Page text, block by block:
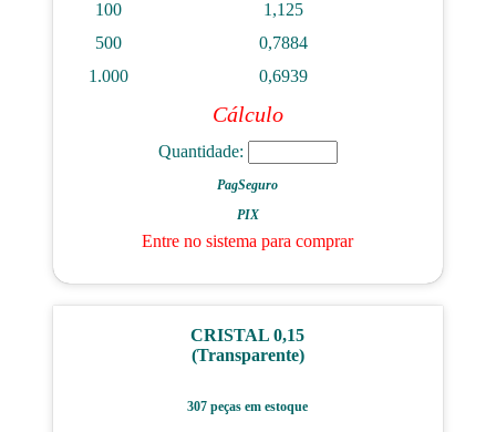
100
1,125
500
0,7884
1.000
0,6939
Cálculo
Quantidade:
PagSeguro
PIX
Entre no sistema para comprar
CRISTAL 0,15
(Transparente)
307 peças em estoque